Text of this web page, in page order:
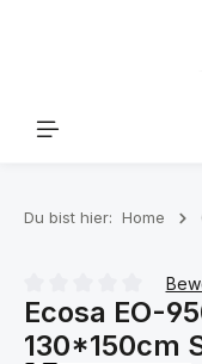
Du bist hier: Home
Durchschnittliche
Ecosa EO-
130*150cm